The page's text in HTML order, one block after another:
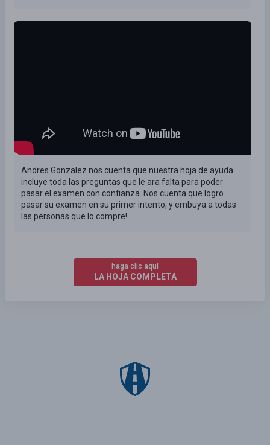
Andres Gonzalez nos cuenta que nuestra hoja de ayuda
incluye toda las preguntas que le ara falta para poder
pasar el examen con confianza. Nos cuenta que logro
pasar su examen en su primer intento, y embuya a todas
las personas que lo compre!
haga clic aquí
LA HOJA COMPLETA